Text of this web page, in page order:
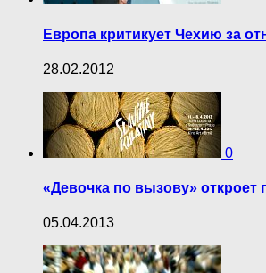
Европа критикует Чехию за
28.02.2012
0
«Девочка по вызову»
05.04.2013